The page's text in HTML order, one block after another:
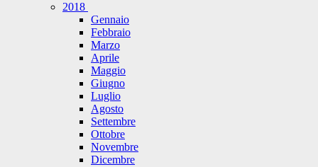
2018
Gennaio
Febbraio
Marzo
Aprile
Maggio
Giugno
Luglio
Agosto
Settembre
Ottobre
Novembre
Dicembre